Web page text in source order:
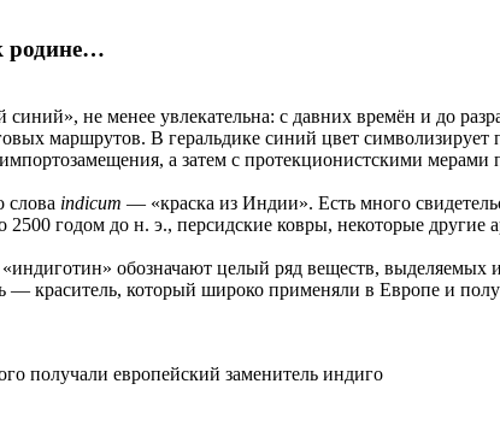
родине…
не менее увлекательна: с давних времён и до
маршрутов. В геральдике синий цвет
а затем с протекционистскими мерами
слова indicum — «краска из Индии». Есть много
годом до н. э., персидские ковры, некоторые другие
обозначают целый ряд веществ,
— краситель, который широко применяли в Европе и
получали европейский заменитель индиго